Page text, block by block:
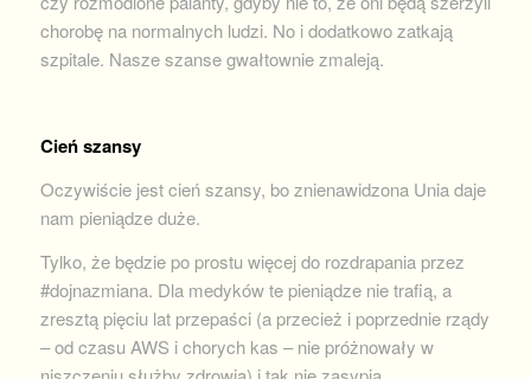
chorobę na normalnych ludzi. No i dodatkowo zatkają
szpitale. Nasze szanse gwałtownie zmaleją.
Cień szansy
Oczywiście jest cień szansy, bo znienawidzona Unia daje
nam pieniądze duże.
Tylko, że będzie po prostu więcej do rozdrapania przez
#dojnazmiana. Dla medyków te pieniądze nie trafią, a
zresztą pięciu lat przepaści (a przecież i poprzednie rządy
– od czasu AWS i chorych kas – nie próżnowały w